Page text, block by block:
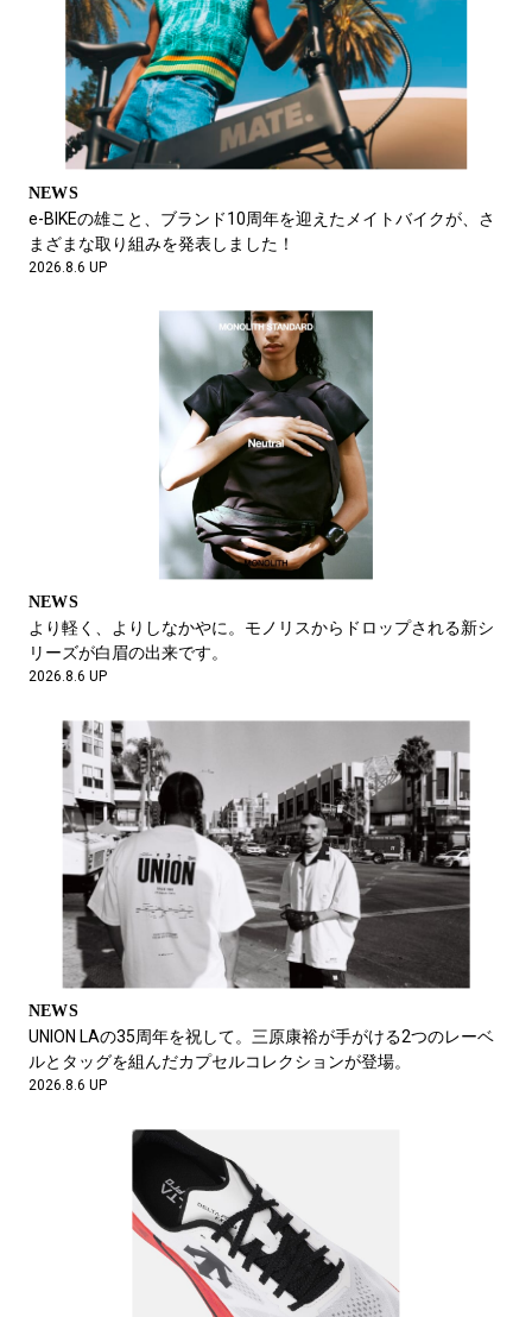
NEWS
e-BIKEの雄こと、ブランド10周年を迎えたメイトバイクが、さ
まざまな取り組みを発表しました！
2026.8.6 UP
NEWS
より軽く、よりしなかやに。モノリスからドロップされる新シ
リーズが白眉の出来です。
2026.8.6 UP
NEWS
UNION LAの35周年を祝して。三原康裕が手がける2つのレーベ
ルとタッグを組んだカプセルコレクションが登場。
2026.8.6 UP
FEATURE
機能素材で夏はもっと自由になる。
Vol.1 5People, 5Style.
2026.7.23 UP
雨後のシークエンス。踊ってばかりの国 下津光史とドルセー K.
FEATURE
京都を旅するお供は、最新のRay-Ban Metaで。
2026.7.17 UP
2026.8.4 UP
息子を親友に預けて下北沢で散財
松井智則
PR01. 代表
蔡 俊行
フイナム発行人
次の次サウジW杯のスタジアムがやばすぎる
テガキ
$HOW5 (#テガキ)
2026.8.3 UP
ニューバランス履いていた あのカリスマ名将
がドイツ代表監督に！
$HOW5 (#テガキ)
2026.8.3 UP
ふと聞く、ふと効く、音楽のジャンルって？
名村恒毅
ITONAM Inc.代表取締役
近所の学校のイベント後
松井智則
PR01. 代表
猿渡大輔
グラフィックデザイナー
山田五郎さん